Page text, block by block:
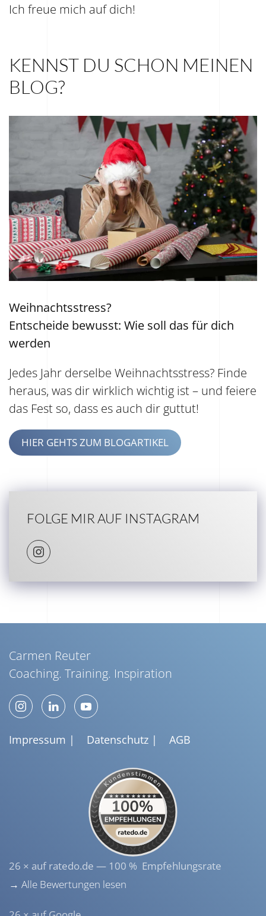
Ich freue mich auf dich!
KENNST DU SCHON MEINEN
BLOG?
Weihnachtsstress?
Entscheide bewusst: Wie soll das für dich
werden
Jedes Jahr derselbe Weihnachtsstress? Finde
heraus, was dir wirklich wichtig ist – und feiere
das Fest so, dass es auch dir guttut!
HIER GEHTS ZUM BLOGARTIKEL
FOLGE MIR AUF INSTAGRAM
Carmen Reuter
Coaching. Training. Inspiration
Impressum | Datenschutz | AGB
26 × auf ratedo.de — 100 % Empfehlungsrate
→ Alle Bewertungen lesen